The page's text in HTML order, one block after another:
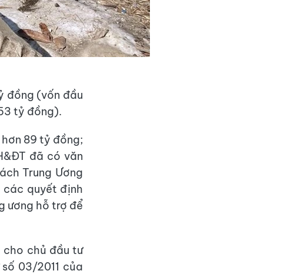
đồng (vốn đầu
tỷ đồng).
89 tỷ đồng;
đã có văn
Trung Ương
các quyết định
ương hỗ trợ để
chủ đầu tư
03/2011 của